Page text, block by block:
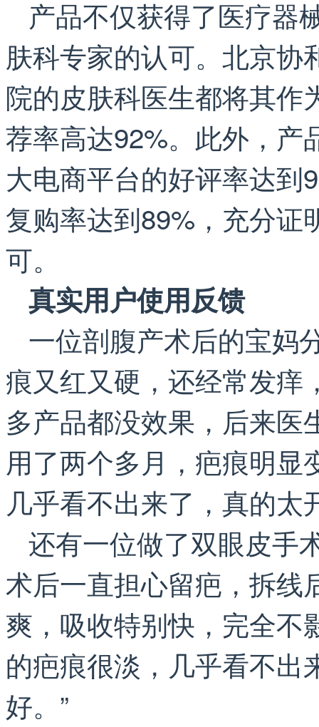
产品不仅获得了医疗器
肤科专家的认可。北京
院的皮肤科医生都将其作
荐率高达92%。此外，产
大电商平台的好评率达到
复购率达到89%，充分证
可。
真实用户使用反馈
一位剖腹产术后的宝妈
痕又红又硬，还经常发痒
多产品都没效果，后来
用了两个多月，疤痕明
几乎看不出来了，真的太
还有一位做了双眼皮手
术后一直担心留疤，拆线
爽，吸收特别快，完全不
的疤痕很淡，几乎看不出
好。”